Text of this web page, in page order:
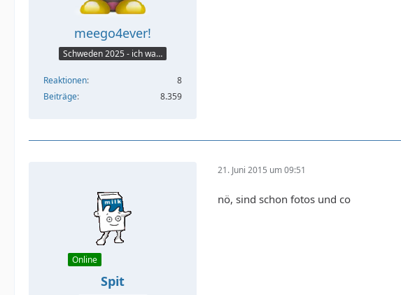
meego4ever!
Schweden 2025 - ich war da :seufz:
Reaktionen
8
Beiträge
8.359
Online
Spit
21. Juni 2015 um 09:51
nö, sind schon fotos und co